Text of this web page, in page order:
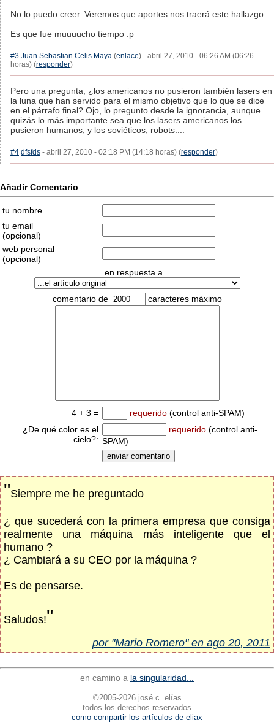
No lo puedo creer. Veremos que aportes nos traerá este hallazgo.
Es que fue muuuucho tiempo :p
#3 Juan Sebastian Celis Maya (enlace) - abril 27, 2010 - 06:26 AM (06:26
horas) (responder)
Pero una pregunta, ¿los americanos no pusieron también lasers en
la luna que han servido para el mismo objetivo que lo que se dice
en el párrafo final? Ojo, lo pregunto desde la ignorancia, aunque
quizás lo más importante sea que los lasers americanos los
pusieron humanos, y los soviéticos, robots....
#4 dfsfds - abril 27, 2010 - 02:18 PM (14:18 horas) (responder)
Añadir Comentario
tu nombre
tu email
(opcional)
web personal
(opcional)
en respuesta a...
comentario de caracteres máximo
4 + 3 = requerido (control anti-SPAM)
¿De qué color es el
cielo?:
requerido (control anti-
SPAM)
"Siempre me he preguntado
¿ que sucederá con la primera empresa que consiga
realmente una máquina más inteligente que el
humano ?
¿ Cambiará a su CEO por la máquina ?
Es de pensarse.
Saludos!"
por "Mario Romero" en ago 20, 2011
en camino a la singularidad...
©2005-2026 josé c. elías
todos los derechos reservados
como compartir los artículos de eliax